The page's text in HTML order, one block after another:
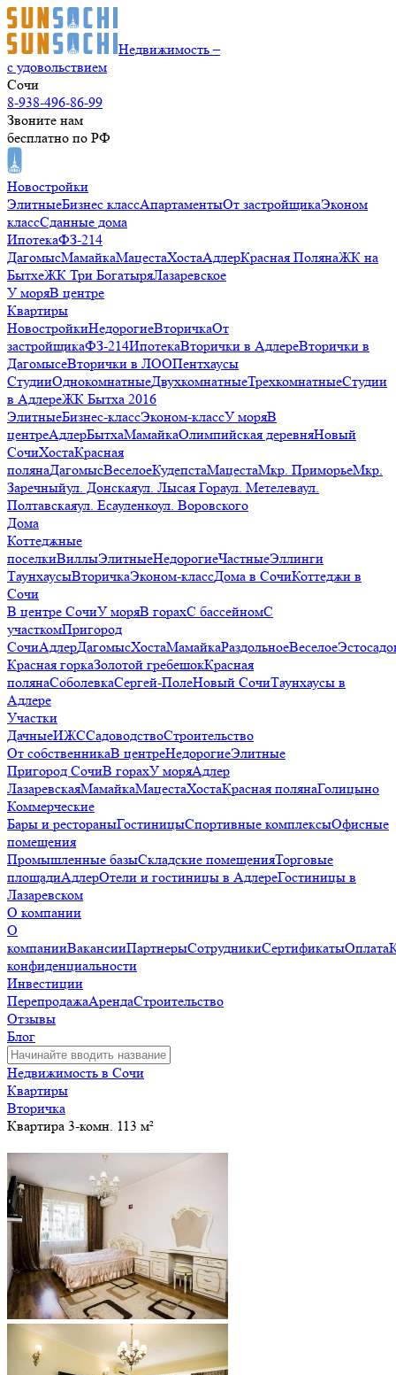
Недвижимость –
с удовольствием
Сочи
8-938-496-86-99
Звоните нам
бесплатно по РФ
Новостройки
ЭлитныеБизнес классАпартаментыОт застройщикаЭконом
классСданные дома
ИпотекаФЗ-214
ДагомысМамайкаМацестаХостаАдлерКрасная ПолянаЖК на
БытхеЖК Три БогатыряЛазаревское
У моряВ центре
Квартиры
НовостройкиНедорогиеВторичкаОт
застройщикаФЗ-214ИпотекаВторички в АдлереВторички в
ДагомысеВторички в ЛООПентхаусы
СтудииОднокомнатныеДвухкомнатныеТрехкомнатныеСтудии
в АдлереЖК Бытха 2016
ЭлитныеБизнес-классЭконом-классУ моряВ
центреАдлерБытхаМамайкаОлимпийская деревняНовый
СочиХостаКрасная
полянаДагомысВеселоеКудепстаМацестаМкр. ПриморьеМкр.
Заречныйул. Донскаяул. Лысая Гораул. Метелеваул.
Полтавскаяул. Есауленкоул. Воровского
Дома
Коттеджные
поселкиВиллыЭлитныеНедорогиеЧастныеЭллинги
ТаунхаусыВторичкаЭконом-классДома в СочиКоттеджи в
Сочи
В центре СочиУ моряВ горахС бассейномС
участкомПригород
СочиАдлерДагомысХостаМамайкаРаздольноеВеселое
Красная горкаЗолотой гребешокКрасная
полянаСоболевкаСергей-ПолеНовый СочиТаунхаусы в
Адлере
Участки
ДачныеИЖССадоводствоСтроительство
От собственникаВ центреНедорогиеЭлитные
Пригород СочиВ горахУ моряАдлер
ЛазаревскаяМамайкаМацестаХостаКрасная полянаГолицыно
Коммерческие
Бары и рестораныГостиницыСпортивные комплексыОфисные
помещения
Промышленные базыСкладские помещенияТорговые
площадиАдлерОтели и гостиницы в АдлереГостиницы в
Лазаревском
О компании
О
компанииВакансииПартнерыСотрудникиСертификатыОплата
конфиденциальности
Инвестиции
ПерепродажаАрендаСтроительство
Отзывы
Блог
Недвижимость в Сочи
Квартиры
Вторичка
Квартира 3-комн. 113 м²